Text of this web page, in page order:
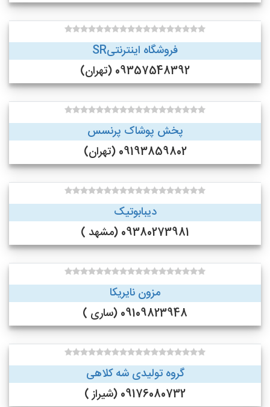
فروشگاه اینترنتیSR
09357548392 (تهران)
پخش پوشاک پرنسس
09193859802 (تهران)
دیبابوتیک
09380273981 (مشهد )
مزون نایریکا
09109823948 (ساری )
گروه تولیدی شه کلاهی
09176080732 (شیراز )